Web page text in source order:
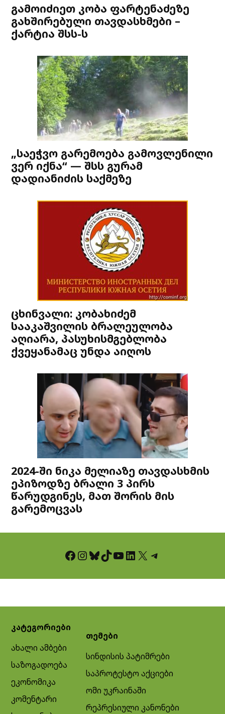
გამოიძიეთ კობა ფარტენაძეზე
გახშირებული თავდასხმები –
ქარტია შსს-ს
„საეჭვო გარემოება გამოვლენილი
ვერ იქნა“ — შსს გურამ
დადიანიძის საქმეზე
ცხინვალი: კობახიძემ
სააკაშვილის ბრალეულობა
აღიარა, პასუხისმგებლობა
ქვეყანამაც უნდა აიღოს
2024-ში ნიკა მელიაზე თავდასხმის
ეპიზოდზე ბრალი 3 პირს
წარუდგინეს, მათ შორის მის
გარემოცვას
Facebook InstagramBluesky TikTok YouTube LinkedIn X Telegram
კატეგორიები
ახალი ამბები
საზოგადოება
ეკონომიკა
კომენტარი
თემები
სინდისის პატიმრები
საპროტესტო აქციები
ომი უკრაინაში
რეპრესიული კანონები